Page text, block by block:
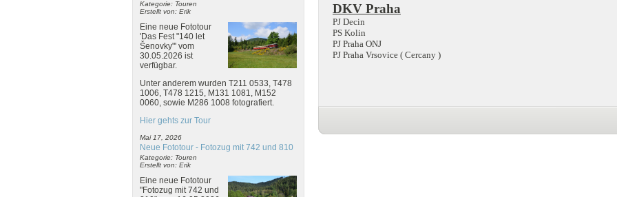
Kategorie: Touren
Erstellt von: Erik
Eine neue Fototour
'Das Fest "140 let
Šenovky"' vom
30.05.2026 ist
verfügbar.
Unter anderem wurden T211 0533, T478
1006, T478 1215, M131 1081, M152
0060, sowie M286 1008 fotografiert.
Hier gehts zur Tour
Mai 17, 2026
Neue Fototour - Fotozug mit 742 und 810
Kategorie: Touren
Erstellt von: Erik
Eine neue Fototour
"Fotozug mit 742 und
DKV Praha
PJ Decin
PS Kolin
PJ Praha ONJ
PJ Praha Vrsovice ( Cercany )